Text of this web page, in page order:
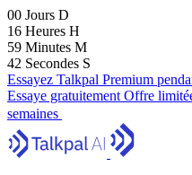
00 Jours D
16 Heures H
59 Minutes M
41 Secondes S
Essayez Talkpal Premium
Essaye gratuitement Offre
semaines